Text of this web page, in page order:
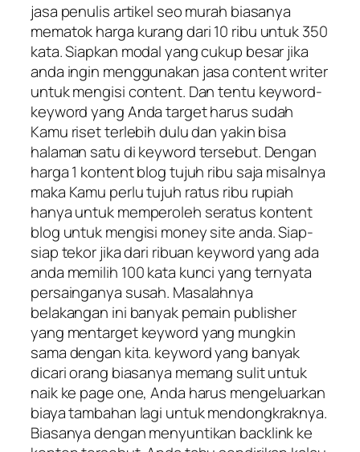
jasa penulis artikel seo murah biasanya
mematok harga kurang dari 10 ribu untuk 350
kata. Siapkan modal yang cukup besar jika
anda ingin menggunakan jasa content writer
untuk mengisi content. Dan tentu keyword-
keyword yang Anda target harus sudah
Kamu riset terlebih dulu dan yakin bisa
halaman satu di keyword tersebut. Dengan
harga 1 kontent blog tujuh ribu saja misalnya
maka Kamu perlu tujuh ratus ribu rupiah
hanya untuk memperoleh seratus kontent
blog untuk mengisi money site anda. Siap-
siap tekor jika dari ribuan keyword yang ada
anda memilih 100 kata kunci yang ternyata
persainganya susah. Masalahnya
belakangan ini banyak pemain publisher
yang mentarget keyword yang mungkin
sama dengan kita. keyword yang banyak
dicari orang biasanya memang sulit untuk
naik ke page one, Anda harus mengeluarkan
biaya tambahan lagi untuk mendongkraknya.
Biasanya dengan menyuntikan backlink ke